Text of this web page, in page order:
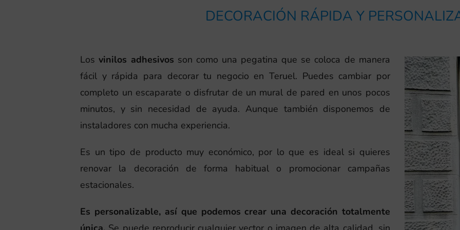
DECORACIÓN RÁPIDA Y
Losvinilos adhesivos son como una pegatina que se coloca de manera
fácil y rápida para decorar tu negocio en Teruel. Puedes cambiar por
completo un escaparate o disfrutar de un mural de pared en unos pocos
minutos, y sin necesidad de ayuda. Aunque también disponemos de
instaladores con mucha experiencia.
Es un tipo de producto muy económico, por lo que es ideal si quieres
renovar la decoración de forma habitual o promocionar campañas
estacionales.
Es personalizable, así que podemos crear una decoración totalmente